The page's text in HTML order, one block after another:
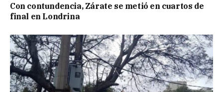
Con contundencia, Zárate se metió en cuartos de
final en Londrina